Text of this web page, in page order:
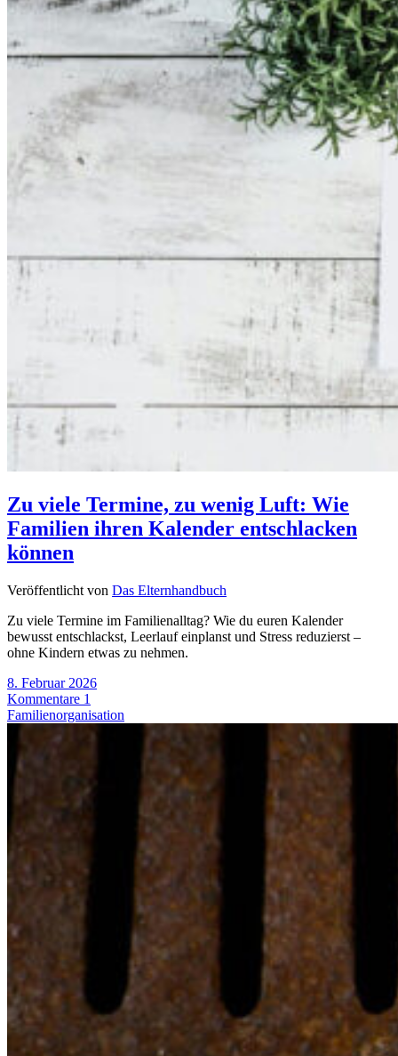
Zu viele Termine, zu wenig Luft: Wie
Familien ihren Kalender entschlacken
können
Veröffentlicht von Das Elternhandbuch
Zu viele Termine im Familienalltag? Wie du euren Kalender
bewusst entschlackst, Leerlauf einplanst und Stress reduzierst –
ohne Kindern etwas zu nehmen.
8. Februar 2026
Kommentare 1
Familienorganisation